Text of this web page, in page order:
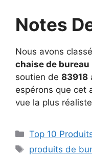
Notes
Nous avons
chaise de
soutien de 83918
espérons que cet
vue la plus
Top 10
produits de